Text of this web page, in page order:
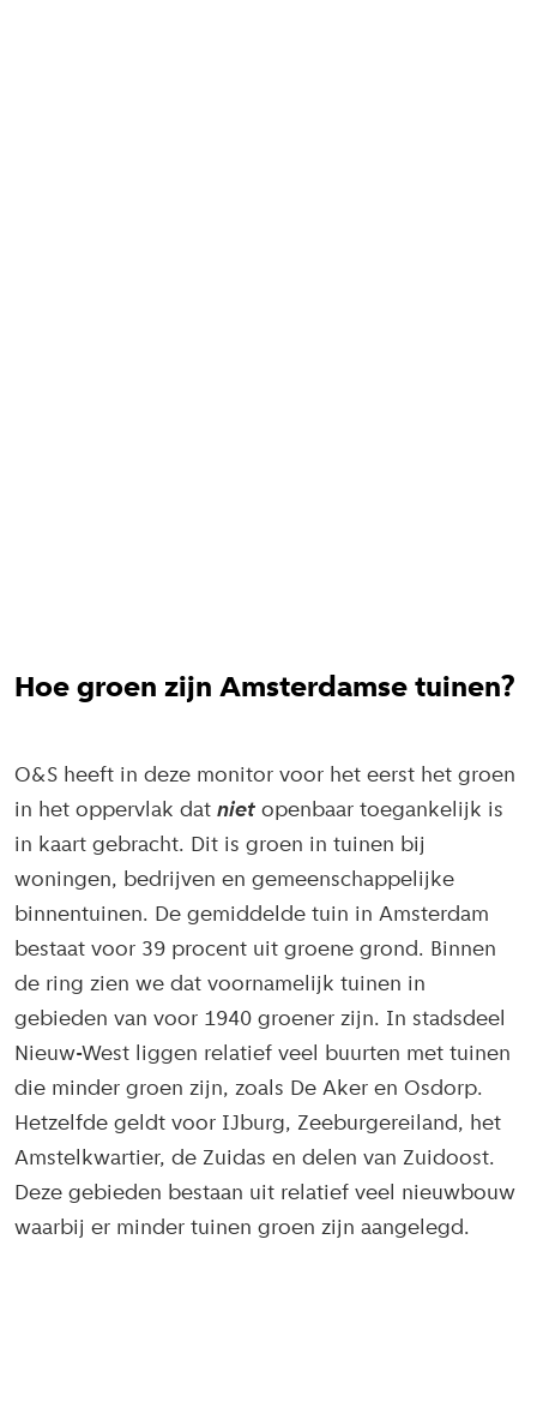
Hoe groen zijn Amsterdamse tuinen?
O&S heeft in deze monitor voor het eerst het groen
in het oppervlak dat niet openbaar toegankelijk is
in kaart gebracht. Dit is groen in tuinen bij
woningen, bedrijven en gemeenschappelijke
binnentuinen. De gemiddelde tuin in Amsterdam
bestaat voor 39 procent uit groene grond. Binnen
de ring zien we dat voornamelijk tuinen in
gebieden van voor 1940 groener zijn. In stadsdeel
Nieuw-West liggen relatief veel buurten met tuinen
die minder groen zijn, zoals De Aker en Osdorp.
Hetzelfde geldt voor IJburg, Zeeburgereiland, het
Amstelkwartier, de Zuidas en delen van Zuidoost.
Deze gebieden bestaan uit relatief veel nieuwbouw
waarbij er minder tuinen groen zijn aangelegd.